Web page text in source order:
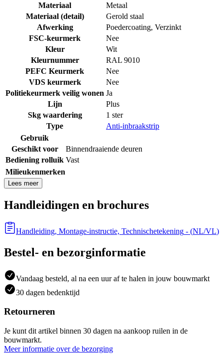
Materiaal
Metaal
Materiaal (detail)
Gerold staal
Afwerking
Poedercoating, Verzinkt
FSC-keurmerk
Nee
Kleur
Wit
Kleurnummer
RAL 9010
PEFC Keurmerk
Nee
VDS keurmerk
Nee
Politiekeurmerk veilig wonen Ja
Lijn
Plus
Skg waardering
1 ster
Type
Anti-inbraakstrip
Gebruik
Geschikt voor
Binnendraaiende deuren
Bediening rolluik Vast
Milieukenmerken
Lees meer
Handleidingen en brochures
Handleiding, Montage-instructie, Technischetekening - (NL/VL)
Bestel- en bezorginformatie
Vandaag besteld, al na een uur af te halen in jouw bouwmarkt
30 dagen bedenktijd
Retourneren
Je kunt dit artikel binnen 30 dagen na aankoop ruilen in de
bouwmarkt.
Meer informatie over de bezorging